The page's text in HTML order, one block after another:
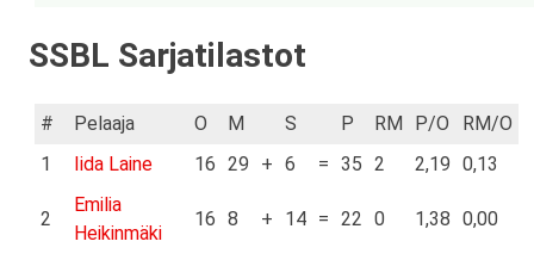
SSBL Sarjatilastot
# Pelaaja O M S P RM P/O
RM/O
1
Iida Laine 16 29 + 6 = 35 2 2,19 0,13
2
Emilia
Heikinmäki
16 8 + 14 = 22 0 1,38 0,00